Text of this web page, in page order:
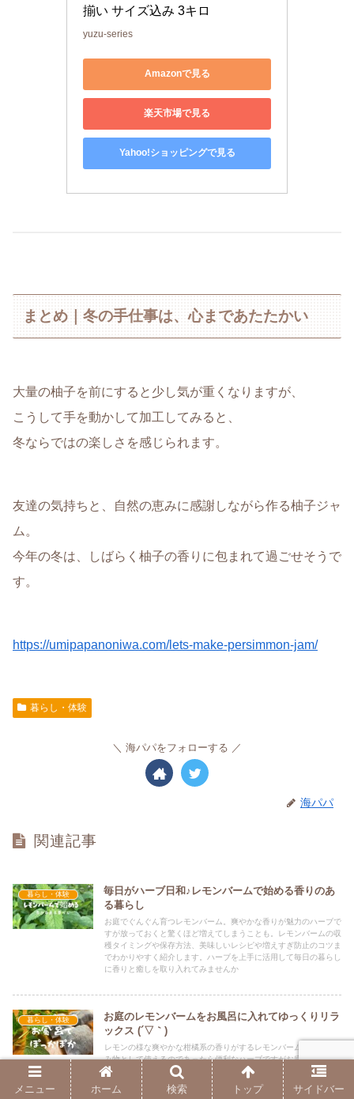
揃い サイズ込み 3キロ
yuzu-series
Amazonで見る
楽天市場で見る
Yahoo!ショッピングで見る
まとめ｜冬の手仕事は、心まであたたかい
大量の柚子を前にすると少し気が重くなりますが、
こうして手を動かして加工してみると、
冬ならではの楽しさを感じられます。
友達の気持ちと、自然の恵みに感謝しながら作る柚子ジャ
ム。
今年の冬は、しばらく柚子の香りに包まれて過ごせそうで
す。
https://umipapanoniwa.com/lets-make-persimmon-jam/
暮らし・体験
海パパをフォローする
海パパ
関連記事
暮らし・体験
毎日がハーブ日和♪レモンバームで始める香りのあ
る暮らし
お庭でぐんぐん育つレモンバーム。爽やかな香りが魅力のハーブで
すが放っておくと驚くほど増えてしまうことも。レモンバームの収
穫タイミングや保存方法、美味しいレシピや増えすぎ防止のコツま
でわかりやすく紹介します。ハーブを上手に活用して毎日の暮らし
に香りと癒しを取り入れてみませんか
暮らし・体験
お庭のレモンバームをお風呂に入れてゆっくりリラ
ックス (´▽｀)
レモンの様な爽やかな柑橘系の香りがするレモンバーム。料理や飲
み物として使えるのであったら便利なハーブですがお庭に直植えす
ると繁殖力が強くて放置するとドンドン増えていきます。そんな増
えてしまったレモンバームを有効利用する為に乾燥させて入浴剤と
して使ってみました。
メニュー ホーム 検索 トップ サイドバー